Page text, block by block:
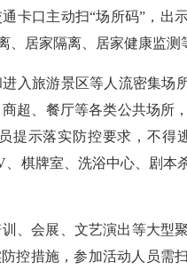
卡口主动扫“场所码”，出
、居家隔离、居家健康监测
入旅游景区等人流密集场
超、餐厅等各类公共场所
提示落实防控要求，不得
棋牌室、洗浴中心、剧本
、会展、文艺演出等大型
控措施，参加活动人员需